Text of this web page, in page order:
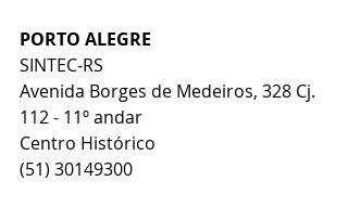
PORTO ALEGRE
SINTEC-RS
Avenida Borges de Medeiros, 328 Cj.
112 - 11º andar
Centro Histórico
(51) 30149300